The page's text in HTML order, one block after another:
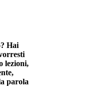
Hai
lezioni,
parola